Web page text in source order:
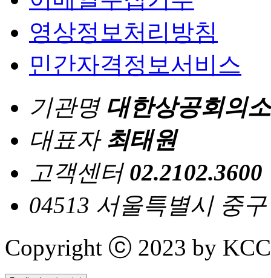
영상정보처리방침
민간자격정보서비스
기관명 대한상공회의소
대표자 최태원
고객센터 02.2102.3600
04513 서울특별시 중
Copyright ⓒ 2023 by